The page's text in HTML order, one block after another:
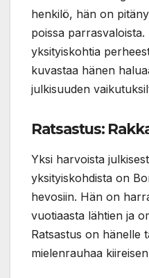
henkilö, hän on
poissa
yksityiskohtia
kuvastaa hänen
julkisuuden
Ratsastus:
Yksi harvoista
yksityiskohdista on
hevosiin. Hän on
vuotiaasta lähtien ja
Ratsastus on hänelle
mielenrauhaa